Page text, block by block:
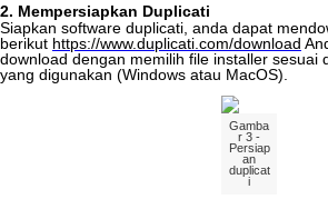
2. Mempersiapkan Duplicati
Siapkan software duplicati anda dapat
berikut https://www.duplicati com/download
download dengan memilih file installer sesuai
yang digunakan (Windows atau MacOS)
Gamba
r 3 -
Persiap
an
duplicat
i